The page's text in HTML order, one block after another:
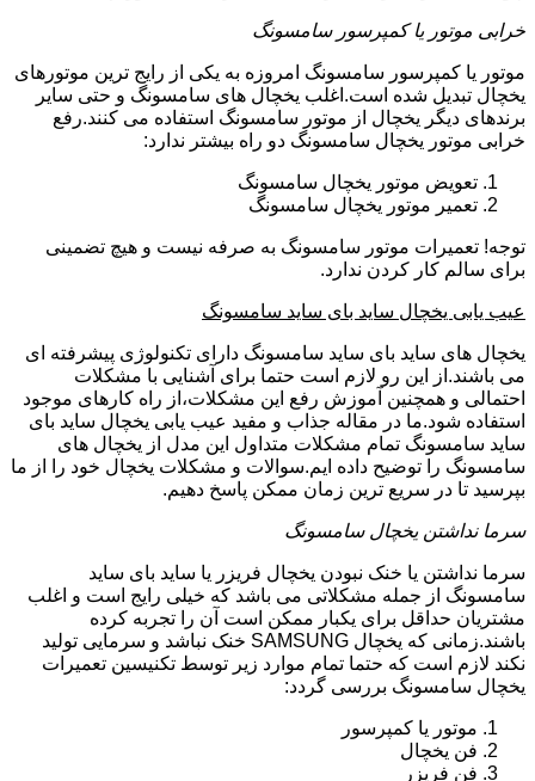
خرابی موتور یا کمپرسور سامسونگ
موتور یا کمپرسور سامسونگ امروزه به یکی از رایج ترین موتورهای
یخچال تبدیل شده است.اغلب یخچال های سامسونگ و حتی سایر
برندهای دیگر یخچال از موتور سامسونگ استفاده می کنند.رفع
خرابی موتور یخچال سامسونگ دو راه بیشتر ندارد:
تعویض موتور یخچال سامسونگ
تعمیر موتور یخچال سامسونگ
توجه! تعمیرات موتور سامسونگ به صرفه نیست و هیچ تضمینی
برای سالم کار کردن ندارد.
عیب یابی یخچال ساید بای ساید سامسونگ
یخچال های ساید بای ساید سامسونگ دارای تکنولوژی پیشرفته ای
می باشند.از این رو لازم است حتما برای آشنایی با مشکلات
احتمالی و همچنین آموزش رفع این مشکلات،از راه کارهای موجود
استفاده شود.ما در مقاله جذاب و مفید عیب یابی یخچال ساید بای
ساید سامسونگ تمام مشکلات متداول این مدل از یخچال های
سامسونگ را توضیح داده ایم.سوالات و مشکلات یخچال خود را از ما
بپرسید تا در سریع ترین زمان ممکن پاسخ دهیم.
سرما نداشتن یخچال سامسونگ
سرما نداشتن یا خنک نبودن یخچال فریزر یا ساید بای ساید
سامسونگ از جمله مشکلاتی می باشد که خیلی رایج است و اغلب
مشتریان حداقل برای یکبار ممکن است آن را تجربه کرده
باشند.زمانی که یخچال SAMSUNG خنک نباشد و سرمایی تولید
نکند لازم است که حتما تمام موارد زیر توسط تکنیسین تعمیرات
یخچال سامسونگ بررسی گردد:
موتور یا کمپرسور
فن یخچال
فن فریزر